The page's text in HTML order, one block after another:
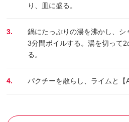
り、皿に盛る。
3.
鍋にたっぷりの湯を沸かし、シ
3分間ボイルする。湯を切って
る。
4. パクチーを散らし、ライムと【